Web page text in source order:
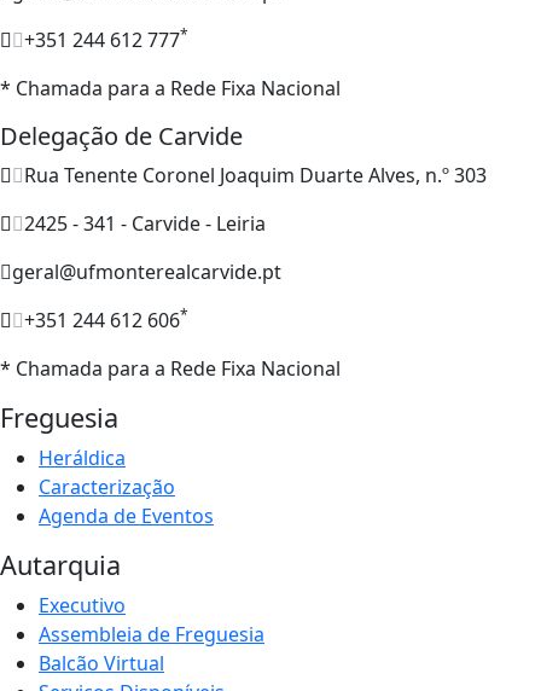
+351 244 612 777*
* Chamada para a Rede Fixa Nacional
Delegação de Carvide
Rua Tenente Coronel Joaquim Duarte Alves, n.º 303
2425 - 341 - Carvide - Leiria
geral@ufmonterealcarvide.pt
+351 244 612 606*
* Chamada para a Rede Fixa Nacional
Freguesia
Heráldica
Caracterização
Agenda de Eventos
Autarquia
Executivo
Assembleia de Freguesia
Balcão Virtual